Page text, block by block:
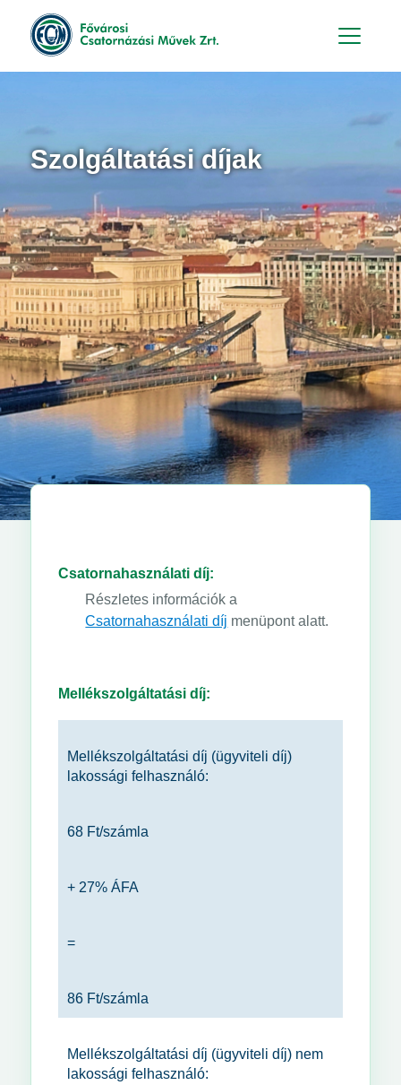
Szolgáltatási díjak
Csatornahasználati díj:
Részletes információk a
Csatornahasználati díj menüpont alatt.
Mellékszolgáltatási díj:
Mellékszolgáltatási díj (ügyviteli díj)
lakossági felhasználó:
68 Ft/számla
+ 27% ÁFA
=
86 Ft/számla
Mellékszolgáltatási díj (ügyviteli díj) nem
lakossági felhasználó: